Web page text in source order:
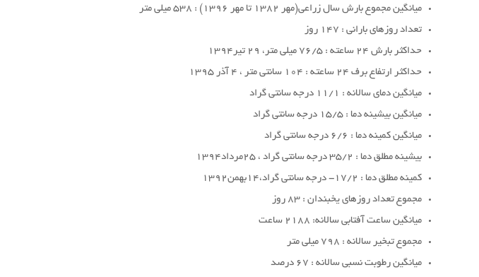
میانگین مجموع بارش سال زراعی(مهر 1382 تا مهر 1396) : 538 میلی متر
تعداد روزهای بارانی : 147 روز
حداکثر بارش 24 ساعته : 76/5 میلی متر، 29 تیر1394
حداکثر ارتفاع برف 24 ساعته : 104 سانتی متر ، 4 آذر 1395
میانگین دمای سالانه : 11/1 درجه سانتی گراد
میانگین بیشینه دما : 15/5 درجه سانتی گراد
میانگین کمینه دما : 6/6 درجه سانتی گراد
بیشینه مطلق دما : 35/2 درجه سانتی گراد ، 25مرداد1394
کمینه مطلق دما : 17/2- درجه سانتی گراد،14بهمن1392
مجموع تعداد روزهای یخبندان : 83 روز
میانگین ساعت آفتابی سالانه: 2188 ساعت
مجموع تبخیر سالانه : 798 میلی متر
میانگین رطوبت نسبی سالانه : 67 درصد